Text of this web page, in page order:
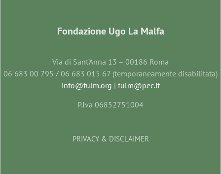
Fondazione Ugo La Malfa
Via di Sant’Anna 13 – 00186 Roma
06 683 00 795 / 06 683 015 67 (temporaneamente disabilitata)
info@fulm.org | fulm@pec.it
P.Iva 06852751004
PRIVACY & DISCLAIMER